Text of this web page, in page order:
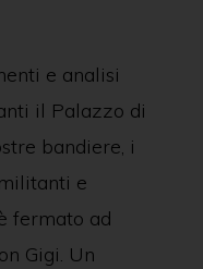
e analisi
il Palazzo di
bandiere, i
e
fermato ad
Gigi. Un